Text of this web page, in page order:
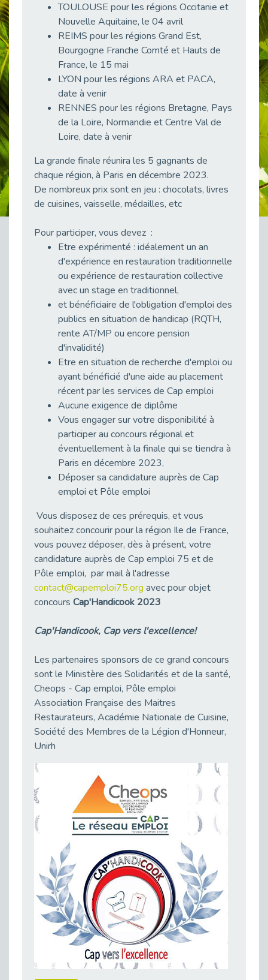
Publié le 20/04/2026
Publié le 13/04/2026
Publié le 13/04/2026
Publié le 11/04/2026
L’alternance pour tous : Cap Emploi 92 et Seine Ouest Entreprise et Emploi mobilisés à Boulogne-Billancourt
Publié le 11/04/2026
Transition Écologique : Les Cap Emploi 75,92 et 93 s’engagent pour un Numérique Responsable
Publié le 11/04/2026
Publié le 11/04/2026
"Dois-je préciser que je suis handicapé sur mon CV?"
Publié le 07/04/2026
Publié le 03/04/2026
Avril, mois de l’accompagnement dans l’emploi avec Cap emploi.
Publié le 01/04/2026
Handicap invisible au travail : se taire ou parler? - vidéo
Journée mondiale de sensibilisation à l’autisme
Publié le 31/03/2026
CDD de reconversion : un nouveau contrat pour sécuriser le changement de métier.
Publié le 30/03/2026
Besoin d’un appui ponctuel expertise handicap ?
Publié le 30/03/2026
Publié le 30/03/2026
Mieux appréhender les enjeux du handicap singulier en entreprise - vidéo
Publié le 27/03/2026
DOETH 2025: Fin de l'écrêtement
Publié le 24/03/2026
Déclarer son handicap à son employeur : un levier professionnel ?
Publié le 23/03/2026
Publié le 23/03/2026
Publié le 16/03/2026
Publié le 16/03/2026
21 Mars : Plus qu’un symbole, un engagement pour l’inclusion
Publié le 16/03/2026
Publié le 13/03/2026
Publié le 13/03/2026
Publié le 13/03/2026
Employeurs privés et publics : vigilance face aux démarchages liés à l’OETH en 2026
Publié le 10/03/2026
Handicap auditif en entreprise, aménagements pour sécuriser la communication - vidéo
Publié le 09/03/2026
Publié le 09/03/2026
TOULOUSE pour les régions Occitanie et
Nouvelle Aquitaine, le 04 avril
REIMS pour les régions Grand Est,
Bourgogne Franche Comté et Hauts de
France, le 15 mai
LYON pour les régions ARA et PACA,
date à venir
RENNES pour les régions Bretagne, Pays
de la Loire, Normandie et Centre Val de
Loire, date à venir
La grande finale réunira les 5 gagnants de
chaque région, à Paris en décembre 2023.
De nombreux prix sont en jeu : chocolats, livres
de cuisines, vaisselle, médailles, etc
Pour participer, vous devez :
Etre expérimenté : idéalement un an
d'expérience en restauration traditionnelle
ou expérience de restauration collective
avec un stage en traditionnel,
et bénéficiaire de l'obligation d'emploi des
publics en situation de handicap (RQTH,
rente AT/MP ou encore pension
d'invalidité)
Etre en situation de recherche d'emploi ou
ayant bénéficié d'une aide au placement
récent par les services de Cap emploi
Aucune exigence de diplôme
Vous engager sur votre disponibilité à
participer au concours régional et
éventuellement à la finale qui se tiendra à
Paris en décembre 2023,
Déposer sa candidature auprès de Cap
emploi et Pôle emploi
Vous disposez de ces prérequis, et vous
souhaitez concourir pour la région Ile de France,
vous pouvez déposer, dès à présent, votre
candidature auprès de Cap emploi 75 et de
Pôle emploi, par mail à l'adresse
contact@capemploi75.org avec pour objet
concours Cap'Handicook 2023
Cap'Handicook, Cap vers l'excellence!
Les partenaires sponsors de ce grand concours
sont le Ministère des Solidarités et de la santé,
Cheops - Cap emploi, Pôle emploi
Association Française des Maitres
Restaurateurs, Académie Nationale de Cuisine,
Société des Membres de la Légion d'Honneur,
Unirh